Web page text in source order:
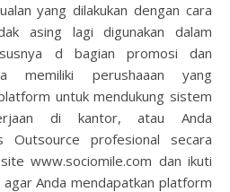
yang dilakukan dengan cara
asing lagi digunakan dalam
d bagian promosi dan
memiliki perushaaan yang
untuk mendukung sistem
di kantor, atau Anda
Outsource profesional secara
www.sociomile.com dan ikuti
Anda mendapatkan platform